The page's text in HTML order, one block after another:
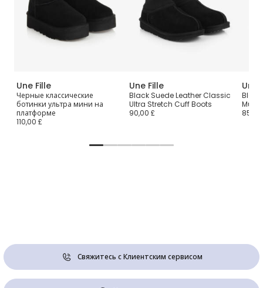
Une Fille
Черные классические
ботинки ультра мини на
платформе
110,00 £
Une Fille
Black Suede Leather Classic
Ultra Stretch Cuff Boots
90,00 £
Une
Black
Mules
85,00
Свяжитесь с Клиентским сервисом